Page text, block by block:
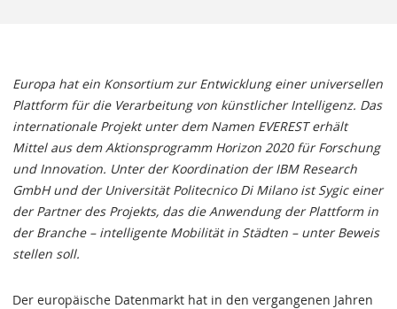
Europa hat ein Konsortium zur Entwicklung einer universellen
Plattform für die Verarbeitung von künstlicher Intelligenz. Das
internationale Projekt unter dem Namen EVEREST erhält
Mittel aus dem Aktionsprogramm Horizon 2020 für Forschung
und Innovation. Unter der Koordination der IBM Research
GmbH und der Universität Politecnico Di Milano ist Sygic einer
der Partner des Projekts, das die Anwendung der Plattform in
der Branche – intelligente Mobilität in Städten – unter Beweis
stellen soll.
Der europäische Datenmarkt hat in den vergangenen Jahren